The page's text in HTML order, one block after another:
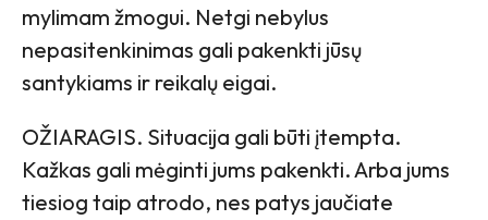
mylimam žmogui. Netgi nebylus
nepasitenkinimas gali pakenkti jūsų
santykiams ir reikalų eigai.
OŽIARAGIS. Situacija gali būti įtempta.
Kažkas gali mėginti jums pakenkti. Arba jums
tiesiog taip atrodo, nes patys jaučiate